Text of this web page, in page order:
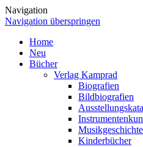
Navigation
Navigation überspringen
Home
Neu
Bücher
Verlag Kamprad
Biografien
Bildbiografien
Musikgeschichte
Kinderbücher